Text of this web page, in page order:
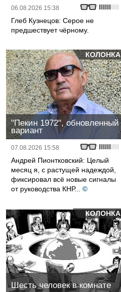
06.08.2026 15:38
Глеб Кузнецов: Серое не
предшествует чёрному.
КОЛОНКА
"Пекин 1972", обновленный
вариант
07.08.2026 15:58
Андрей Пионтковский: Целый
месяц я, с растущей надеждой,
фиксировал всё новые сигналы
от руководства КНР...
©
КОЛОНКА
Шесть человек в комнате